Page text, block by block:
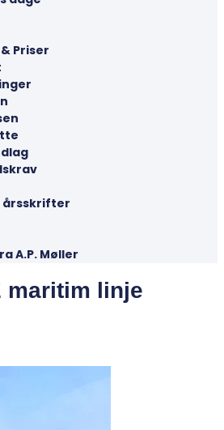
Priser
årsskrifter
A.P. Møller
maritim linje